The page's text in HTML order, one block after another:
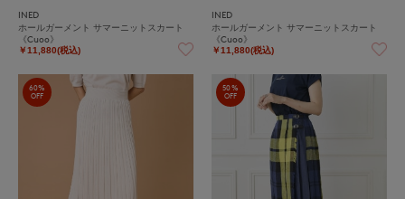
INED
ホールガーメント サマーニットスカート
《Cuoo》
￥11,880(税込)
INED
ホールガーメント サマーニットスカート
《Cuoo》
￥11,880(税込)
60%
OFF
50%
OFF